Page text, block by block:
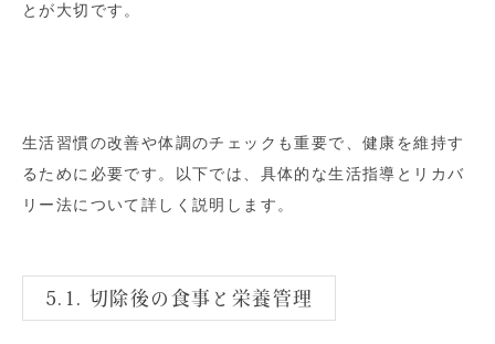
とが大切です。
生活習慣の改善や体調のチェックも重要で、健康を維持す
るために必要です。以下では、具体的な生活指導とリカバ
リー法について詳しく説明します。
5.1. 切除後の食事と栄養管理